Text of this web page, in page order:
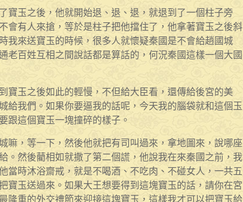
寶玉之後，他就開始退、退、退，就退到了一個柱子旁
會有人來搶，等於是柱子把他擋住了，他拿著寶玉之後斜
我來送寶玉的時候，很多人就懷疑秦國是不會給趙國城
老百姓互相之間說話都是算話的，何況秦國這樣一個大國
寶玉之後如此的輕慢，不但給大臣看，還傳給後宮的美
給我們。如果你要逼我的話呢，今天我的腦袋就和這個玉
跟這個寶玉一塊撞碎的樣子。
嘛，等一下，然後他就把有司叫過來，拿地圖來，說哪座
。然後藺相如就撒了第二個謊，他說我在來秦國之前，我
當時沐浴齋戒，就是不喝酒、不吃肉、不碰女人，一共五
寶玉送過來。如果大王想要得到這塊寶玉的話，請你在宮
隆重的外交禮節來迎接這塊寶玉，這樣我才可以把寶玉給